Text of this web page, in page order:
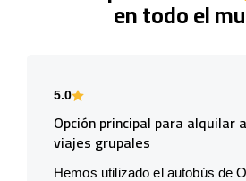
en todo el
5.0
Opción principal para alquilar
viajes grupales
Hemos utilizado el autobús de